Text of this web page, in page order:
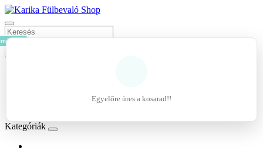
- 0Ft
Egyelőre üres a kosarad!!
Kategóriák